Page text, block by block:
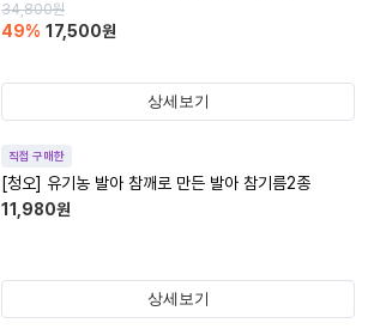
34,800원
49% 17,500원
상세보기
직접 구매한
[청오] 유기농 발아 참깨로 만든 발아 참기름2종
11,980원
상세보기